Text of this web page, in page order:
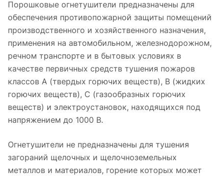
Порошковые огнетушители предназначены для
обеспечения противопожарной защиты помещений
производственного и хозяйственного назначения,
применения на автомобильном, железнодорожном,
речном транспорте и в бытовых условиях в
качестве первичных средств тушения пожаров
классов А (твердых горючих веществ), В (жидких
горючих веществ), С (газообразных горючих
веществ) и электроустановок, находящихся под
напряжением до 1000 В.
Огнетушители не предназначены для тушения
загораний щелочных и щелочноземельных
металлов и материалов, горение которых может